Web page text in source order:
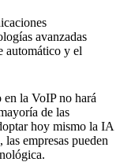
avanzadas
automático y el
la VoIP no hará
de las
hoy mismo la IA
empresas pueden